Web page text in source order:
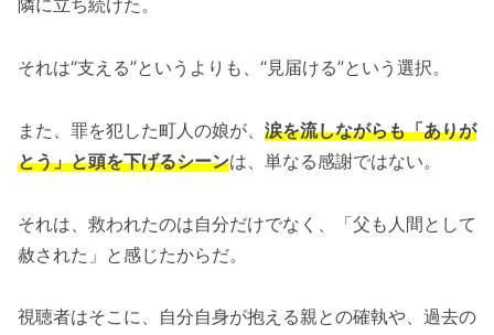
隣に立ち続けた。
それは“支える”というよりも、“見届ける”という選択。
また、罪を犯した町人の娘が、 涙を流しながらも「ありが
とう」と頭を下げるシーンは、単なる感謝ではない。
それは、救われたのは自分だけでなく、「父も人間として
赦された」と感じたからだ。
視聴者はそこに、自分自身が抱える親との確執や、過去の